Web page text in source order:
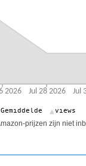
prijzen zijn niet